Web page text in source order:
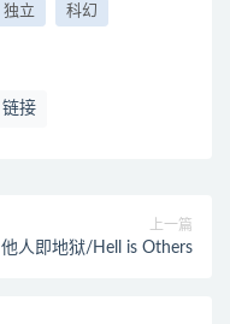
独立 科幻
链接
上一篇
他人即地狱/Hell is Others